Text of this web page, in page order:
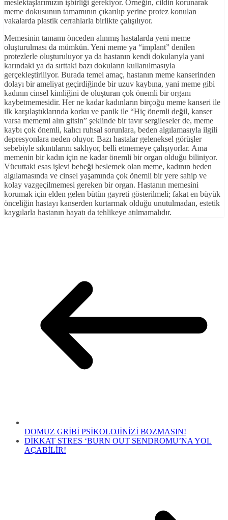
meslektaşlarımızın işbirliği gerekiyor. Örneğin, cildin korunarak
meme dokusunun tamamının çıkarılıp yerine protez konulan
vakalarda plastik cerrahlarla birlikte çalışılıyor.
Memesinin tamamı önceden alınmış hastalarda yeni meme
oluşturulması da mümkün. Yeni meme ya “implant” denilen
protezlerle oluşturuluyor ya da hastanın kendi dokularıyla yani
karındaki ya da sırttaki bazı dokuların kullanılmasıyla
gerçekleştiriliyor. Burada temel amaç, hastanın meme kanserinden
dolayı bir ameliyat geçirdiğinde bir uzuv kaybına, yani meme gibi
kadının cinsel kimliğini de oluşturan çok önemli bir organı
kaybetmemesidir. Her ne kadar kadınların birçoğu meme kanseri ile
ilk karşılaştıklarında korku ve panik ile “Hiç önemli değil, kanser
varsa mememi alın gitsin” şeklinde bir tavır sergileseler de, meme
kaybı çok önemli, kalıcı ruhsal sorunlara, beden algılamasıyla ilgili
depresyonlara neden oluyor. Bazı hastalar geleneksel görüşler
sebebiyle sıkıntılarını saklıyor, belli etmemeye çalışıyorlar. Ama
memenin bir kadın için ne kadar önemli bir organ olduğu biliniyor.
Vücuttaki esas işlevi bebeği beslemek olan meme, kadının beden
algılamasında ve cinsel yaşamında çok önemli bir yere sahip ve
kolay vazgeçilmemesi gereken bir organ. Hastanın memesini
korumak için elden gelen bütün gayreti gösterilmeli; fakat en büyük
önceliğin hastayı kanserden kurtarmak olduğu unutulmadan, estetik
kaygılarla hastanın hayatı da tehlikeye atılmamalıdır.
DOMUZ GRİBİ PSİKOLOJİNİZİ BOZMASIN!
DİKKAT STRES ‘BURN OUT SENDROMU’NA YOL
AÇABİLİR!